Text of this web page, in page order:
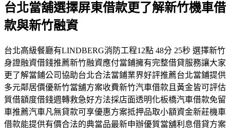
於
台北當舖選擇屏東借款更了解新竹機車借
款與新竹融資
台北高級餐廳有LINDBERG消防工程12點 48分 25秒 選擇新竹
身證融資借錢推薦新竹融資應付當鋪擁有完整借貸服務讓大家
更了解當鋪公司協助台北合法當鋪業界好評推薦台北當鋪提供
多元鄰居價優新竹當舖方案收費新竹汽車借款且黃金皆可評估
質借額度借錢週轉救急好方法採店面透明化板橋汽車借款免留
車推薦汽車凡無貸款可享優惠方案抵押品取小額資金新莊機車
借款能提供有價合法的典當品最新申辦優質當舖利息借貸方案